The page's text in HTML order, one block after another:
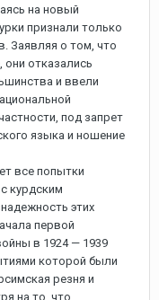
на новый
признали только
Заявляя о том, что
они отказались
и ввели
под запрет
языка и ношение
все попытки
курдским
этих
первой
в 1924 — 1939
которой были
резня и
на то, что